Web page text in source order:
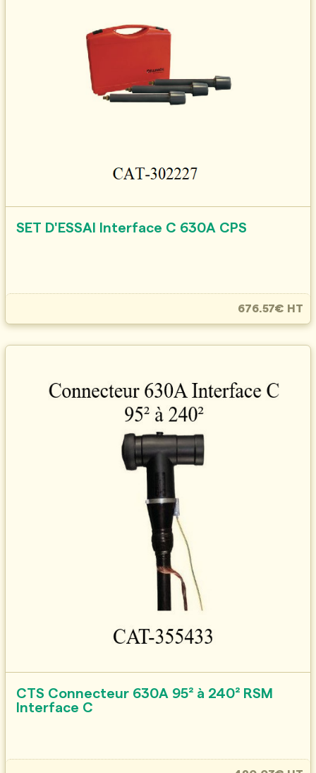
SET D'ESSAI Interface C 630A CPS
676.57€ HT
CTS Connecteur 630A 95² à 240² RSM
Interface C